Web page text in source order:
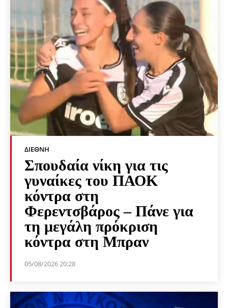
ΔΙΕΘΝΉ
Σπουδαία νίκη για τις
γυναίκες του ΠΑΟΚ
κόντρα στη
Φερεντσβάρος – Πάνε για
τη μεγάλη πρόκριση
κόντρα στη Μπραν
05/08/2026 20:28